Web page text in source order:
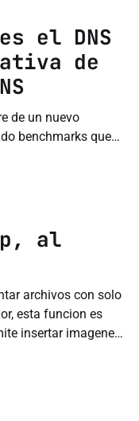
el DNS
de
de un nuevo
benchmarks que
al
archivos con solo
esta funcion es
insertar imagenes